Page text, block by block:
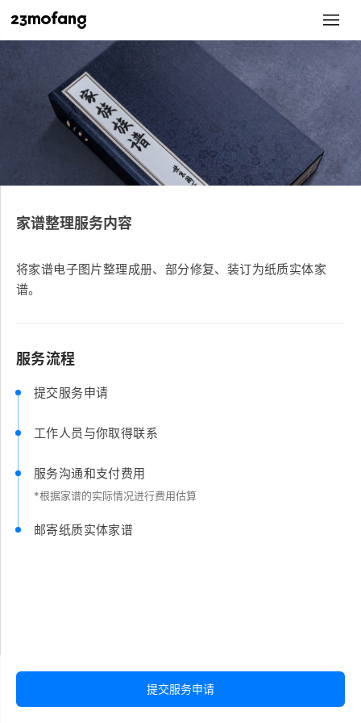
家谱整理服务内容
将家谱电子图片整理成册、部分修复、装订为纸质实体家
谱。
服务流程
提交服务申请
工作人员与你取得联系
服务沟通和支付费用
*根据家谱的实际情况进行费用估算
邮寄纸质实体家谱
提交服务申请